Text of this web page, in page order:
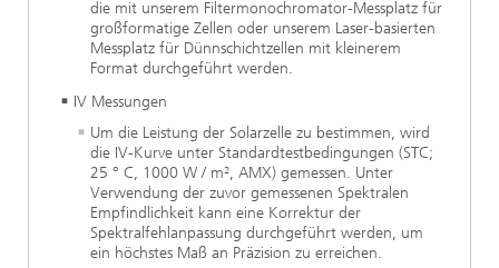
die mit unserem Filtermonochromator-Messplatz für
großformatige Zellen oder unserem Laser-basierten
Messplatz für Dünnschichtzellen mit kleinerem
Format durchgeführt werden.
IV Messungen
Um die Leistung der Solarzelle zu bestimmen, wird
die IV-Kurve unter Standardtestbedingungen (STC;
25 ° C, 1000 W / m², AMX) gemessen. Unter
Verwendung der zuvor gemessenen Spektralen
Empfindlichkeit kann eine Korrektur der
Spektralfehlanpassung durchgeführt werden, um
ein höchstes Maß an Präzision zu erreichen.